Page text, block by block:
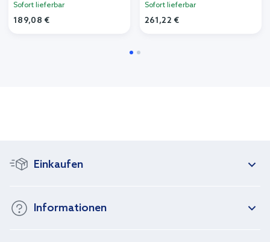
Sofort lieferbar
189,08 €
Sofort lieferbar
261,22 €
Einkaufen
Informationen